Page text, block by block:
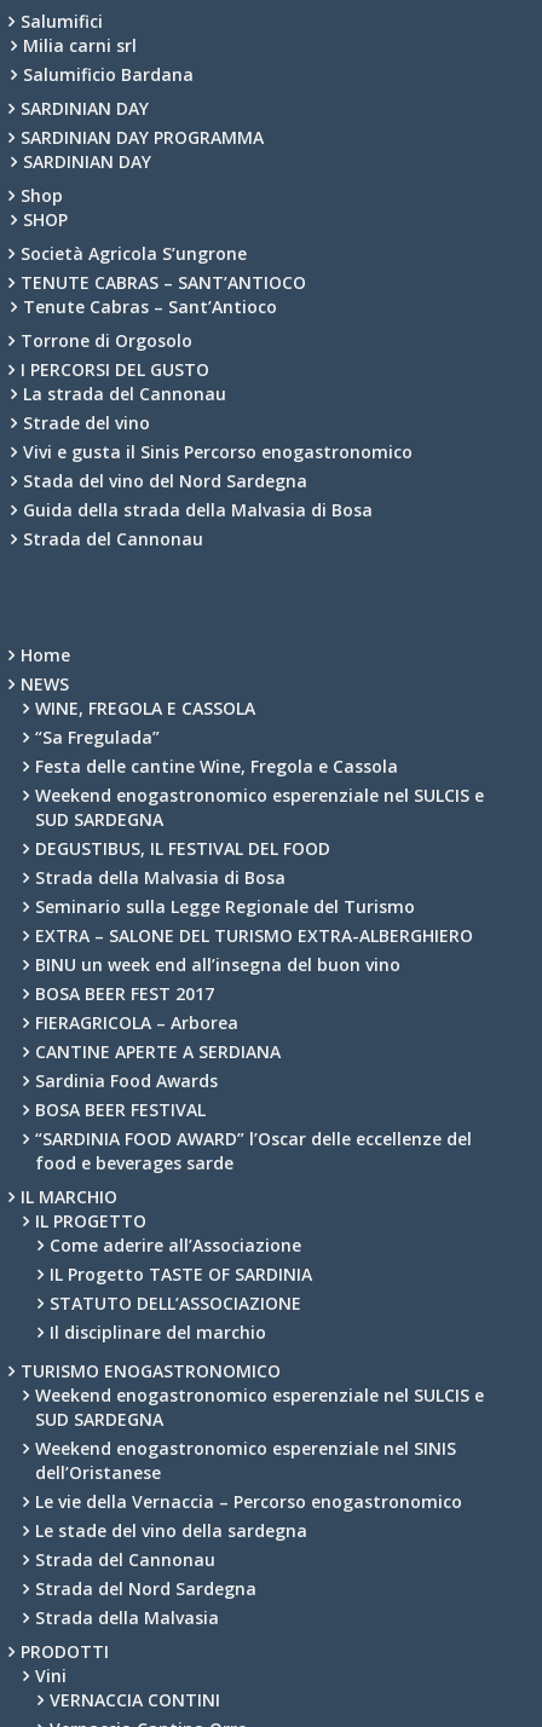
Salumifici
Milia carni srl
Salumificio Bardana
SARDINIAN DAY
SARDINIAN DAY PROGRAMMA
SARDINIAN DAY
Shop
SHOP
Società Agricola S’ungrone
TENUTE CABRAS – SANT’ANTIOCO
Tenute Cabras – Sant’Antioco
Torrone di Orgosolo
I PERCORSI DEL GUSTO
La strada del Cannonau
Strade del vino
Vivi e gusta il Sinis Percorso enogastronomico
Stada del vino del Nord Sardegna
Guida della strada della Malvasia di Bosa
Strada del Cannonau
Home
NEWS
WINE, FREGOLA E CASSOLA
“Sa Fregulada”
Festa delle cantine Wine, Fregola e Cassola
Weekend enogastronomico esperenziale nel SULCIS e
SUD SARDEGNA
DEGUSTIBUS, IL FESTIVAL DEL FOOD
Strada della Malvasia di Bosa
Seminario sulla Legge Regionale del Turismo
EXTRA – SALONE DEL TURISMO EXTRA-ALBERGHIERO
BINU un week end all’insegna del buon vino
BOSA BEER FEST 2017
FIERAGRICOLA – Arborea
CANTINE APERTE A SERDIANA
Sardinia Food Awards
BOSA BEER FESTIVAL
“SARDINIA FOOD AWARD” l’Oscar delle eccellenze del
food e beverages sarde
IL MARCHIO
IL PROGETTO
Come aderire all’Associazione
IL Progetto TASTE OF SARDINIA
STATUTO DELL’ASSOCIAZIONE
Il disciplinare del marchio
TURISMO ENOGASTRONOMICO
Weekend enogastronomico esperenziale nel SULCIS e
SUD SARDEGNA
Weekend enogastronomico esperenziale nel SINIS
dell’Oristanese
Le vie della Vernaccia – Percorso enogastronomico
Le stade del vino della sardegna
Strada del Cannonau
Strada del Nord Sardegna
Strada della Malvasia
PRODOTTI
Vini
VERNACCIA CONTINI